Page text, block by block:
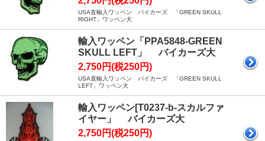
USA直輸入ワッペン バイカーズ 「GREEN SKULL
RIGHT」ワッペン大
輸入ワッペン「PPA5848-GREEN
SKULL LEFT」 バイカーズ大
2,750円(税250円)
USA直輸入ワッペン バイカーズ 「GREEN SKULL
LEFT」ワッペン大
輸入ワッペン[T0237-b-スカルファ
イヤー」 バイカーズ大
2,750円(税250円)